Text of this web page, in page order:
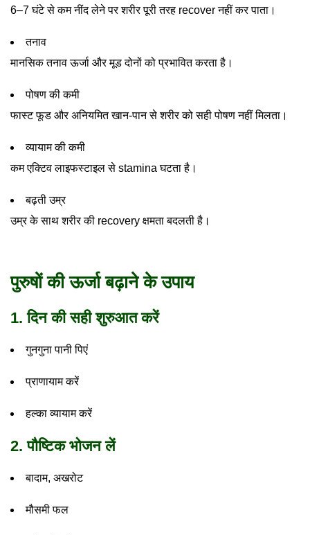
6–7 घंटे से कम नींद लेने पर शरीर पूरी तरह recover नहीं कर पाता।
तनाव
मानसिक तनाव ऊर्जा और मूड दोनों को प्रभावित करता है।
पोषण की कमी
फास्ट फूड और अनियमित खान-पान से शरीर को सही पोषण नहीं मिलता।
व्यायाम की कमी
कम एक्टिव लाइफस्टाइल से stamina घटता है।
बढ़ती उम्र
उम्र के साथ शरीर की recovery क्षमता बदलती है।
पुरुषों की ऊर्जा बढ़ाने के उपाय
1. दिन की सही शुरुआत करें
गुनगुना पानी पिएं
प्राणायाम करें
हल्का व्यायाम करें
2. पौष्टिक भोजन लें
बादाम, अखरोट
मौसमी फल